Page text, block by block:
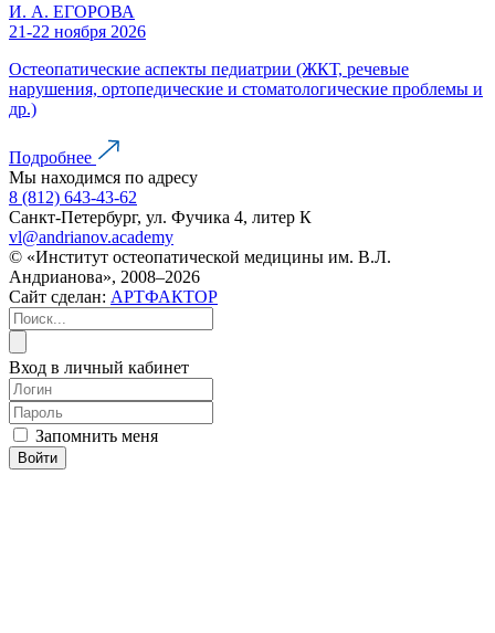
И. А. ЕГОРОВА
21-22 ноября 2026
Остеопатические аспекты педиатрии (ЖКТ, речевые
нарушения, ортопедические и стоматологические проблемы и
др.)
Подробнее
Мы находимся по адресу
8 (812) 643-43-62
Санкт-Петербург, ул. Фучика 4, литер К
vl@andrianov.academy
© «Институт остеопатической медицины им. В.Л.
Андрианова», 2008–2026
Сайт сделан: АРТФАКТОР
Вход в личный кабинет
Запомнить меня